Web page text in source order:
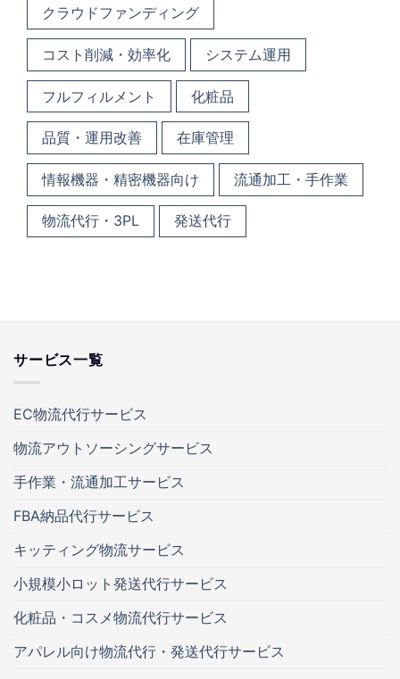
クラウドファンディング
コスト削減・効率化 システム運用
フルフィルメント 化粧品
品質・運用改善 在庫管理
情報機器・精密機器向け 流通加工・手作業
物流代行・3PL 発送代行
サービス一覧
EC物流代行サービス
物流アウトソーシングサービス
手作業・流通加工サービス
FBA納品代行サービス
キッティング物流サービス
小規模小ロット発送代行サービス
化粧品・コスメ物流代行サービス
アパレル向け物流代行・発送代行サービス